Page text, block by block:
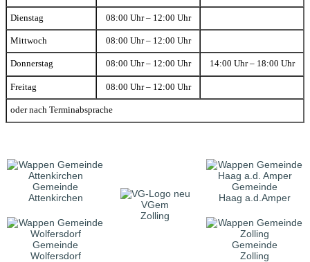
Dienstag 08:00 Uhr – 12:00 Uhr
Mittwoch 08:00 Uhr – 12:00 Uhr
Donnerstag 08:00 Uhr – 12:00 Uhr 14:00 Uhr – 18:00 Uhr
Freitag 08:00 Uhr – 12:00 Uhr
oder nach Terminabsprache
Gemeinde
Attenkirchen
VGem
Zolling
Gemeinde
Haag a.d.Amper
Gemeinde
Wolfersdorf
Gemeinde
Zolling